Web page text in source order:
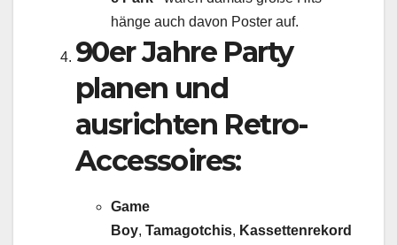
hänge auch davon Poster auf.
90er Jahre Party
planen und
ausrichten Retro-
Accessoires:
Game
Boy, Tamagotchis, Kassettenrekord